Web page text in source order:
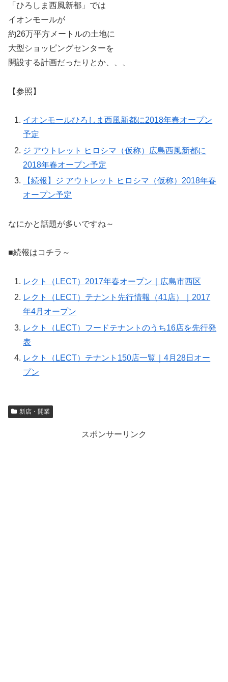
「ひろしま西風新都」では
イオンモールが
約26万平方メートルの土地に
大型ショッピングセンターを
開設する計画だったりとか、、、
【参照】
イオンモールひろしま西風新都に2018年春オープン
予定
ジ アウトレット ヒロシマ（仮称）広島西風新都に
2018年春オープン予定
【続報】ジ アウトレット ヒロシマ（仮称）2018年春
オープン予定
なにかと話題が多いですね～
■続報はコチラ～
レクト（LECT）2017年春オープン｜広島市西区
レクト（LECT）テナント先行情報（41店）｜2017
年4月オープン
レクト（LECT）フードテナントのうち16店を先行発
表
レクト（LECT）テナント150店一覧｜4月28日オー
プン
新店・開業
スポンサーリンク